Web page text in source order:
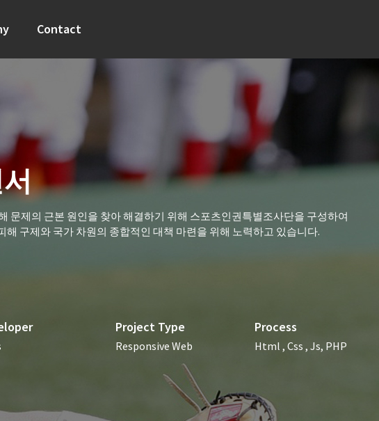
Contact
문제의 근본 원인을 찾아 해결하기 위해 스포츠인권특별조사단을 구성하여
해 구제와 국가 차원의 종합적인 대책 마련을 위해 노력하고 있습니다.
Project Type
Responsive Web
Process
Html , Css , Js, PHP